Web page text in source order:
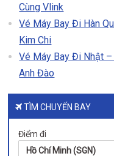
Cùng Vlink
Vé Máy Bay Đi Hàn
Kim Chi
Vé Máy Bay Đi Nhật –
Anh Đào
TÌM CHUYẾN BAY
Điểm đi
Hồ Chí Minh (SGN)